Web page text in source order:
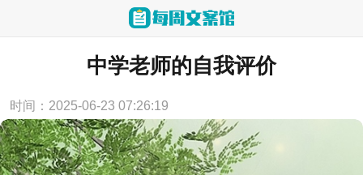
当前位置： 首页 > 论文范文
中学老师的自我评价
时间：2025-06-23 07:26:19